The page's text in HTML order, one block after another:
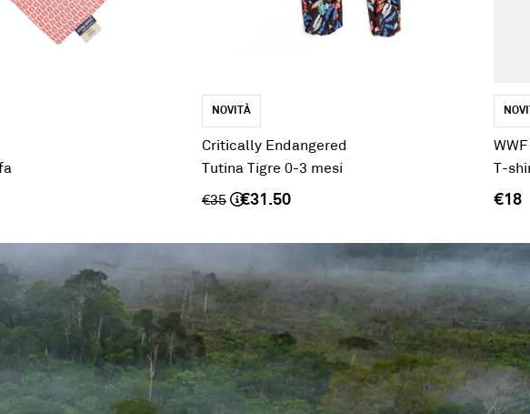
NOVITÀ
Critically Endangered
Tutina Tigre 0-3 mesi
€35 €31.50
WWF
T-
€18